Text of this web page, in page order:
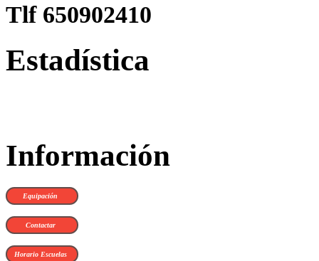
Tlf 650902410
Estadística
Información
Equipación
Contactar
Horario Escuelas